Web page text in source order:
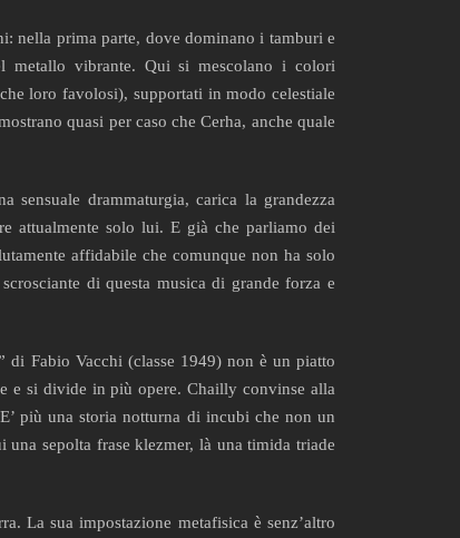
nella prima parte, dove dominano i tamburi e
metallo vibrante. Qui si mescolano i colori
loro favolosi), supportati in modo celestiale
quasi per caso che Cerha, anche quale
drammaturgia, carica la grandezza
attualmente solo lui. E già che parliamo dei
affidabile che comunque non ha solo
di questa musica di grande forza e
di Fabio Vacchi (classe 1949) non è un piatto
e si divide in più opere. Chailly convinse alla
più una storia notturna di incubi che non un
sepolta frase klezmer, là una timida triade
La sua impostazione metafisica è senz’altro